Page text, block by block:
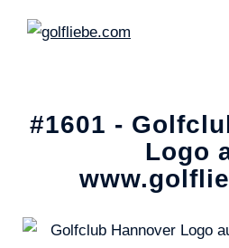
#1601 -
Logo